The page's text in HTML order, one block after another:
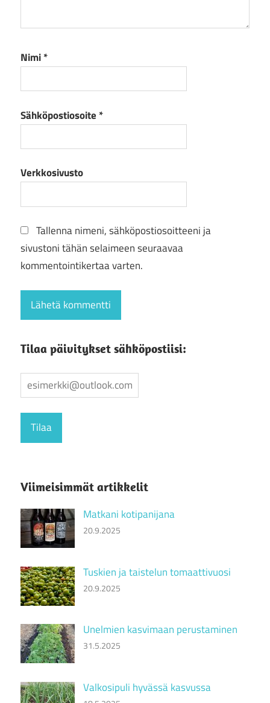
Nimi*
Sähköpostiosoite *
Verkkosivusto
Tallenna nimeni, sähköpostiosoitteeni ja
sivustoni tähän selaimeen seuraavaa
kommentointikertaa varten.
Tilaa päivitykset sähköpostiisi:
Viimeisimmät artikkelit
Matkani kotipanijana
20.9.2025
Tuskien ja taistelun tomaattivuosi
20.9.2025
Unelmien kasvimaan perustaminen
31.5.2025
Valkosipuli hyvässä kasvussa